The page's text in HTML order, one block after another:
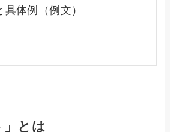
体例（例文）
」とは